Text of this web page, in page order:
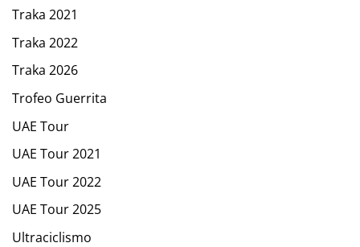
Traka 2021
Traka 2022
Traka 2026
Trofeo Guerrita
UAE Tour
UAE Tour 2021
UAE Tour 2022
UAE Tour 2025
Ultraciclismo